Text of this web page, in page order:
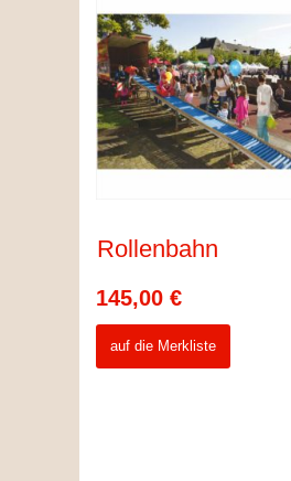
Rollenbahn
145,00 €
auf die Merkliste